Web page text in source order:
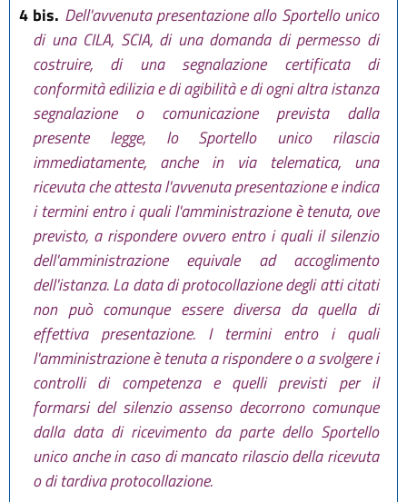
4 bis. Dell'avvenuta presentazione allo Sportello unico
di una CILA, SCIA, di una domanda di permesso di
costruire, di una segnalazione certificata di
conformità edilizia e di agibilità e di ogni altra istanza
segnalazione o comunicazione prevista dalla
presente legge, lo Sportello unico rilascia
immediatamente, anche in via telematica, una
ricevuta che attesta l'avvenuta presentazione e indica
i termini entro i quali l'amministrazione è tenuta, ove
previsto, a rispondere ovvero entro i quali il silenzio
dell'amministrazione equivale ad accoglimento
dell'istanza. La data di protocollazione degli atti citati
non può comunque essere diversa da quella di
effettiva presentazione. I termini entro i quali
l'amministrazione è tenuta a rispondere o a svolgere i
controlli di competenza e quelli previsti per il
formarsi del silenzio assenso decorrono comunque
dalla data di ricevimento da parte dello Sportello
unico anche in caso di mancato rilascio della ricevuta
o di tardiva protocollazione.